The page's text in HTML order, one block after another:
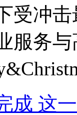
受冲
服务
成 这